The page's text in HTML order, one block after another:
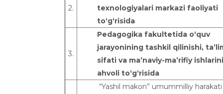
2.
texnologiyalari markazi faoliyati
to‘g‘risida
3.
Pedagogika fakultetida o‘quv
jarayonining tashkil qilinishi,
sifati va ma’naviy-ma’rifiy
ahvoli to‘g‘risida
“Yashil makon” umummilliy harakati